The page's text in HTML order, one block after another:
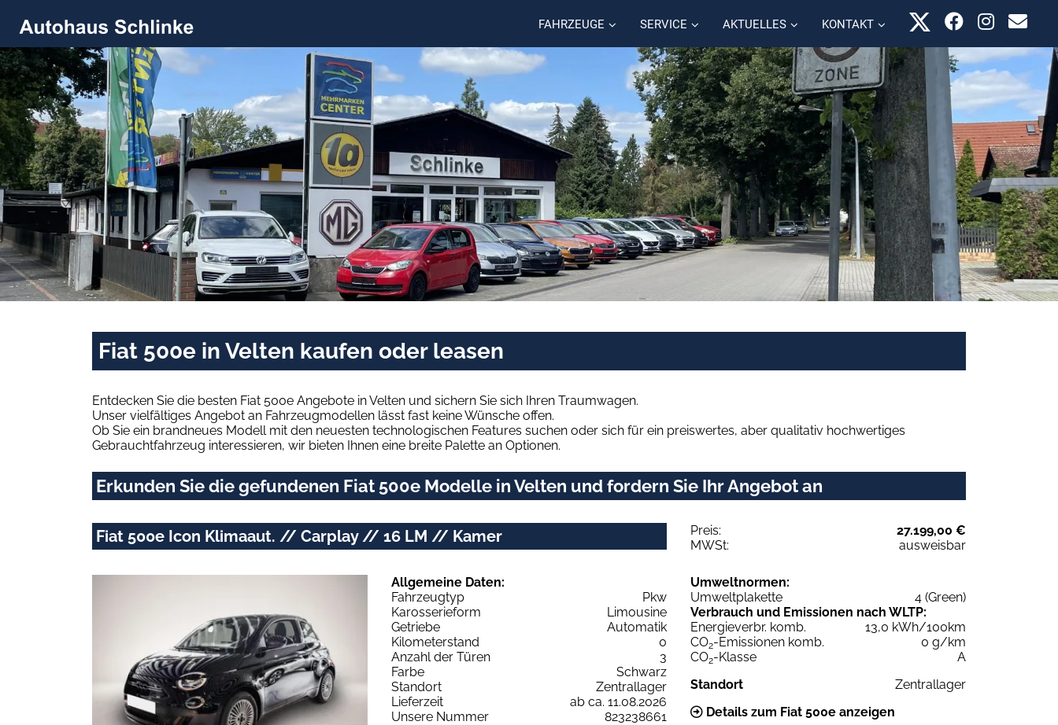
FAHRZEUGE SERVICE AKTUELLES KONTAKT
Fiat 500e in Velten kaufen oder leasen
Entdecken Sie die besten Fiat 500e Angebote in Velten und sichern Sie sich Ihren Traumwagen.
Unser vielfältiges Angebot an Fahrzeugmodellen lässt fast keine Wünsche offen.
Ob Sie ein brandneues Modell mit den neuesten technologischen Features suchen oder sich für ein preiswertes, aber qualitativ hochwertiges
Gebrauchtfahrzeug interessieren, wir bieten Ihnen eine breite Palette an Optionen.
Erkunden Sie die gefundenen Fiat 500e Modelle in Velten und fordern Sie Ihr Angebot an
Fiat 500e Icon Klimaaut. // Carplay // 16 LM // Kamer Preis:
27.199,00 €
MWSt:
ausweisbar
Allgemeine Daten:
Fahrzeugtyp
Pkw
Karosserieform
Limousine
Getriebe
Automatik
Kilometerstand
0
Anzahl der Türen
3
Farbe
Schwarz
Standort
Zentrallager
Lieferzeit
ab ca. 11.08.2026
Unsere Nummer
823238661
Umweltnormen:
Umweltplakette
4 (Green)
Verbrauch und Emissionen nach WLTP:
Energieverbr. komb.
13,0 kWh/100km
CO2-Emissionen komb.
0 g/km
CO2-Klasse
A
Standort
Zentrallager
Details zum Fiat 500e anzeigen